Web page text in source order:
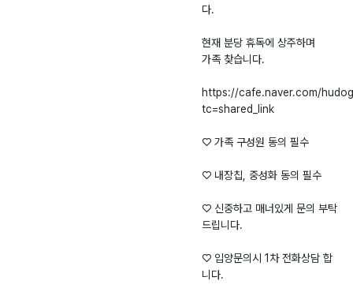
다.
현재 분당 휴독에 상주하며
가족 찾습니다.
https://cafe.naver.com/
tc=shared_link
♡ 가족 구성원 동의 필수
♡ 내장칩, 중성화 동의 필수
♡ 신중하고 매너있게 문의 부탁
드립니다.
♡ 입양문의시 1차 전화상담 합
니다.